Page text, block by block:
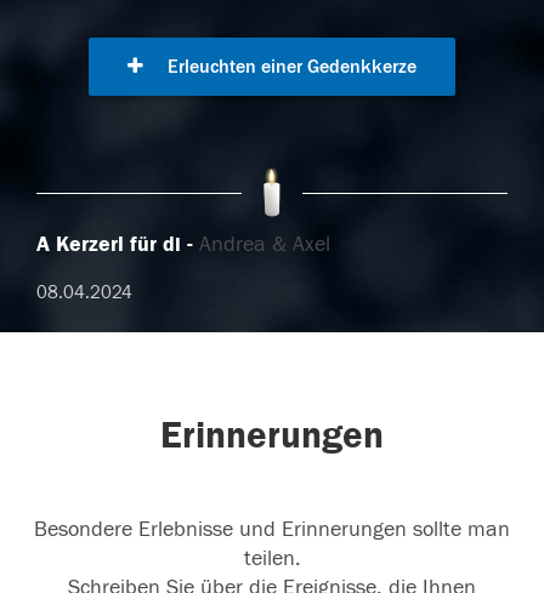
Erleuchten einer Gedenkkerze
A Kerzerl für di Andrea & Axel
08.04.2024
Erinnerungen
Besondere Erlebnisse und Erinnerungen sollte man
teilen.
Schreiben Sie über die Ereignisse, die Ihnen